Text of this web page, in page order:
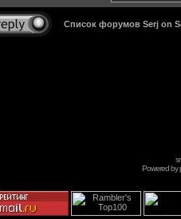
Список форумов Serj on
Powered by